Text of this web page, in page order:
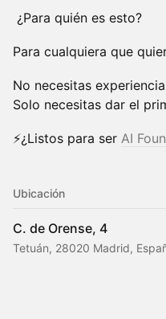
¿Para quién es esto?
Para cualquiera que
No necesitas
Solo necesitas dar el
⚡¿Listos para ser AI
Ubicación
C. de Orense, 4
Tetuán, 28020 Madrid,